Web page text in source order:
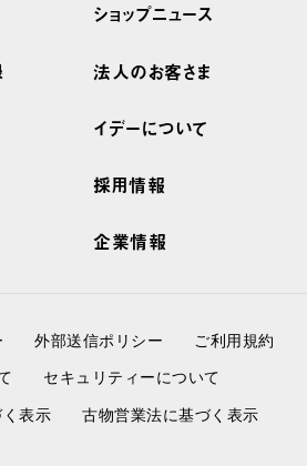
ショップニュース
法人のお客さま
イデーについて
採用情報
企業情報
外部送信ポリシー
ご利用規約
セキュリティーについて
表示
古物営業法に基づく表示